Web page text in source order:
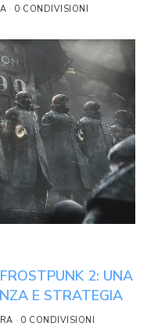
0 CONDIVISIONI
2: UNA
E STRATEGIA
0 CONDIVISIONI